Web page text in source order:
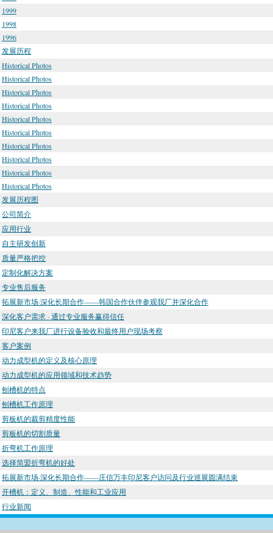
1999
1998
1996
发展历程
Historical Photos
Historical Photos
Historical Photos
Historical Photos
Historical Photos
Historical Photos
Historical Photos
Historical Photos
Historical Photos
Historical Photos
发展历程图
公司简介
应用行业
自主研发创新
质量严格把控
定制化解决方案
专业售后服务
拓展新市场·深化长期合作——韩国合作伙伴参观我厂并深化合作
深化客户需求 · 通过专业服务赢得信任
印尼客户来我厂进行设备验收和最终用户现场考察
客户案例
动力成型机的定义及核心原理
动力成型机的应用领域和技术趋势
刨槽机的特点
刨槽机工作原理
剪板机的裁剪精度性能
剪板机的切割质量
折弯机工作原理
选择简盟折弯机的好处
拓展新市场·深化长期合作——庄信万丰印尼客户访问及行业巡展圆满结束
开槽机：定义、制造、性能和工业应用
行业新闻